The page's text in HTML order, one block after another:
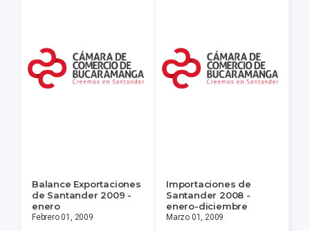
Balance Exportaciones
de Santander 2009 -
enero
Febrero 01, 2009
Importaciones de
Santander 2008 -
enero-diciembre
Marzo 01, 2009